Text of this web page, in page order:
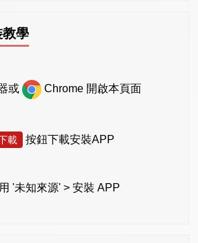
學
或 Chrome 開啟本頁面
載 按鈕下載安裝APP
'未知來源' > 安裝 APP